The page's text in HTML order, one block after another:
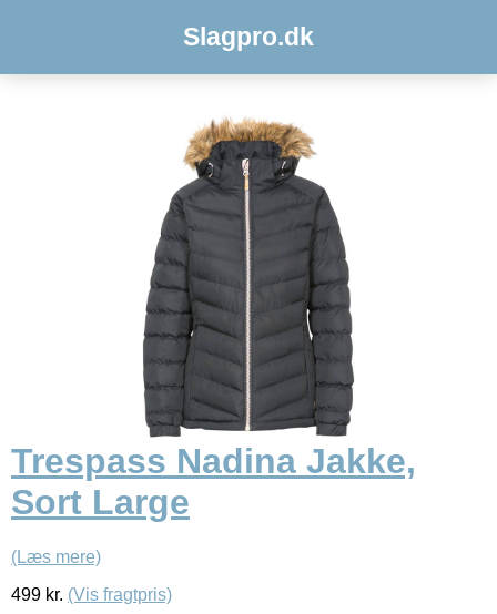
Slagpro.dk
Trespass Nadina Jakke,
Sort Large
(Læs mere)
499 kr. (Vis fragtpris)